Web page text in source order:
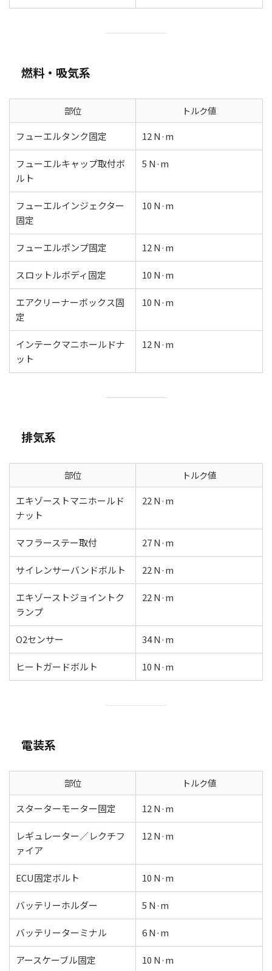
燃料・吸気系
部位
トルク値
フューエルタンク固定
12 N·m
フューエルキャップ取付ボ
ルト
5 N·m
フューエルインジェクター
固定
10 N·m
フューエルポンプ固定 12 N·m
スロットルボディ固定 10 N·m
エアクリーナーボックス固
定
10 N·m
インテークマニホールドナ
ット
12 N·m
排気系
部位
トルク値
エキゾーストマニホールド
ナット
22 N·m
マフラーステー取付 27 N·m
サイレンサーバンドボルト 22 N·m
エキゾーストジョイントク
ランプ
22 N·m
O2センサー 34 N·m
ヒートガードボルト 10 N·m
電装系
部位
トルク値
スターターモーター固定
12 N·m
レギュレーター／レクチフ
ァイア
12 N·m
ECU固定ボルト 10 N·m
バッテリーホルダー 5 N·m
バッテリーターミナル 6 N·m
アースケーブル固定 10 N·m